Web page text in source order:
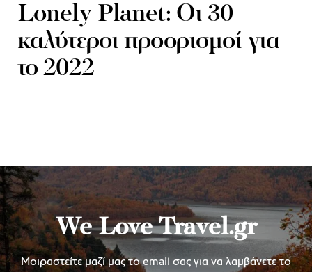
Lonely Planet: Οι 30
καλύτεροι προορισμοί για
το 2022
We Love Travel.gr
Μοιραστείτε μαζί μας το email σας για να λαμβάνετε το